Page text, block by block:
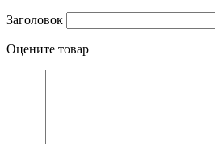
Заголовок
Оцените товар